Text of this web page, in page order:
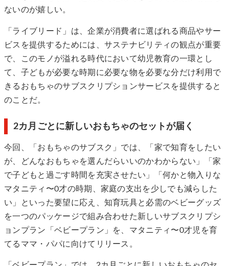
ないのが嬉しい。
「ライブリード」は、企業が消費者に選ばれる商品やサー
ビスを提供するためには、サステナビリティの観点が重要
で、このモノが溢れる時代において幼児教育の一環とし
て、子どもが必要な時期に必要な物を必要な分だけ利用で
きるおもちゃのサブスクリプションサービスを提供すると
のことだ。
2カ月ごとに新しいおもちゃのセットが届く
今回、「おもちゃのサブスク」では、「家で知育をしたい
が、どんなおもちゃを選んだらいいのかわからない」「家
で子どもと過ごす時間を充実させたい」「何かと物入りな
マタニティ〜0才の時期、家庭の支出を少しでも減らした
い」といった要望に応え、知育玩具と必需のベビーグッズ
を一つのパッケージで組み合わせた新しいサブスクリプシ
ョンプラン「ベビープラン」を、マタニティ〜0才児を育
てるママ・パパに向けてリリース。